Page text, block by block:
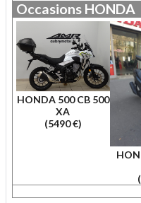
Occasions HONDA
HONDA 500 CB 500
XA
(5490 €)